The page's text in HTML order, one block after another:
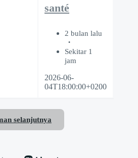
santé
2 bulan lalu
Sekitar 1
jam
2026-06-
04T18:00:00+0200
selanjutnya